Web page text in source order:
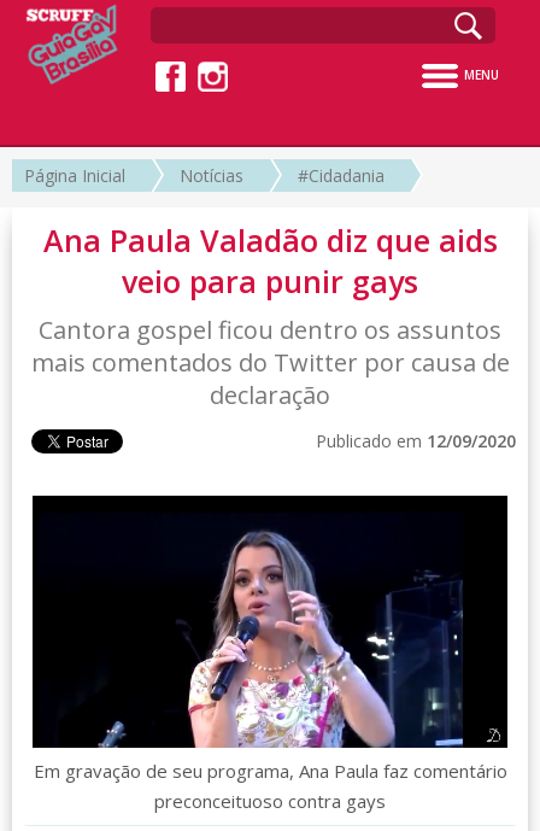
MENU
Página Inicial Notícias #Cidadania
Ana Paula Valadão diz que aids
veio para punir gays
Cantora gospel ficou dentro os assuntos
mais comentados do Twitter por causa de
declaração
Publicado em 12/09/2020
Em gravação de seu programa, Ana Paula faz comentário
preconceituoso contra gays